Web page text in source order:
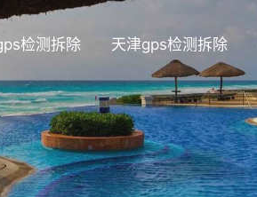
检测拆除 天津gps检测拆除